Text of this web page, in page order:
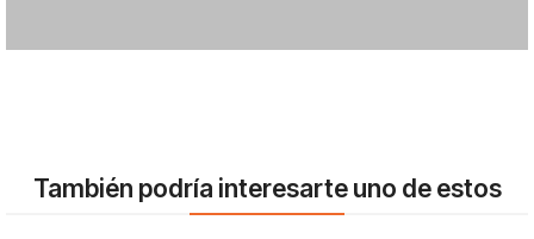
También podría interesarte uno de estos